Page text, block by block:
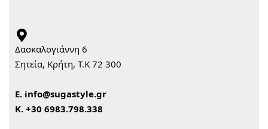
Δασκαλογιάννη 6
Σητεία, Κρήτη, Τ.Κ 72 300
Ε. info@sugastyle.gr
Κ. +30 6983.798.338